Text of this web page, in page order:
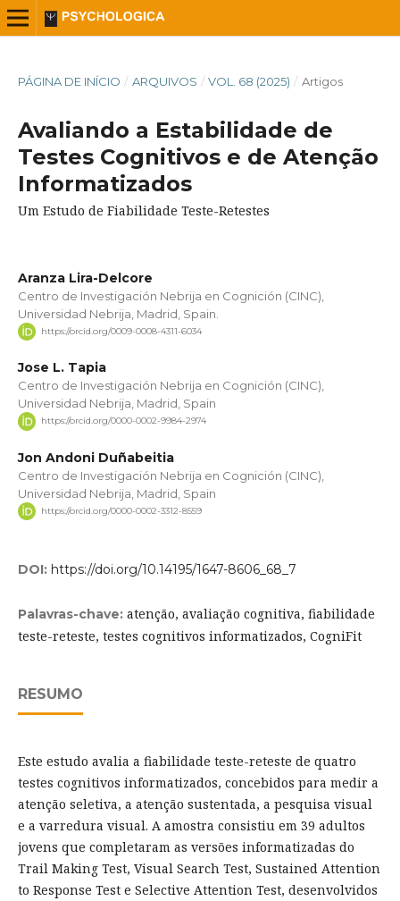
PÁGINA DE INÍCIO / ARQUIVOS / VOL. 68 (2025) / Artigos
Avaliando a Estabilidade de
Testes Cognitivos e de Atenção
Informatizados
Um Estudo de Fiabilidade Teste-Retestes
Aranza Lira-Delcore
Centro de Investigación Nebrija en Cognición (CINC),
Universidad Nebrija, Madrid, Spain.
https://orcid.org/0009-0008-4311-6034
Jose L. Tapia
Centro de Investigación Nebrija en Cognición (CINC),
Universidad Nebrija, Madrid, Spain
https://orcid.org/0000-0002-9984-2974
Jon Andoni Duñabeitia
Centro de Investigación Nebrija en Cognición (CINC),
Universidad Nebrija, Madrid, Spain
https://orcid.org/0000-0002-3312-8559
DOI: https://doi.org/10.14195/1647-8606_68_7
Palavras-chave: atenção, avaliação cognitiva, fiabilidade
teste-reteste, testes cognitivos informatizados, CogniFit
RESUMO
Este estudo avalia a fiabilidade teste-reteste de quatro
testes cognitivos informatizados, concebidos para medir a
atenção seletiva, a atenção sustentada, a pesquisa visual
e a varredura visual. A amostra consistiu em 39 adultos
jovens que completaram as versões informatizadas do
Trail Making Test, Visual Search Test, Sustained Attention
to Response Test e Selective Attention Test, desenvolvidos